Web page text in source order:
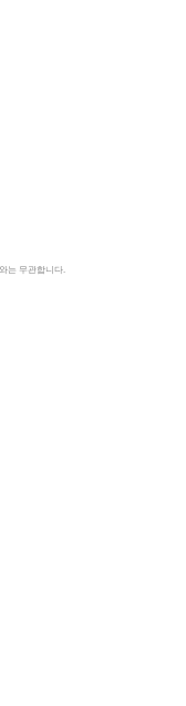
는 무관합니다.